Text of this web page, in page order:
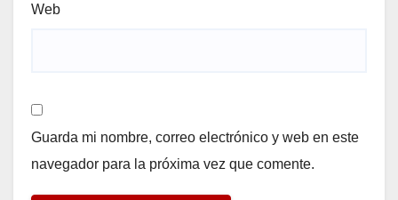
Web
Guarda mi nombre, correo electrónico y web en este
navegador para la próxima vez que comente.